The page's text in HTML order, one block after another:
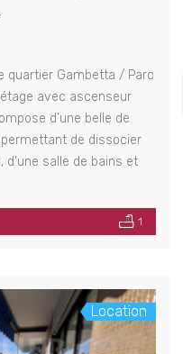
quartier Gambetta / Parc
avec ascenseur
d’une belle de
de dissocier
d’une salle de bains et
1
Location